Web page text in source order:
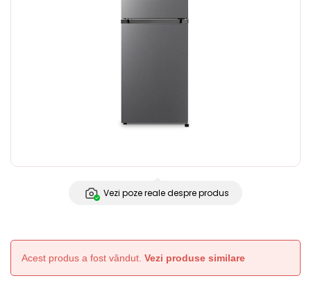
Vezi poze reale despre produs
Acest produs a fost vândut. Vezi produse similare